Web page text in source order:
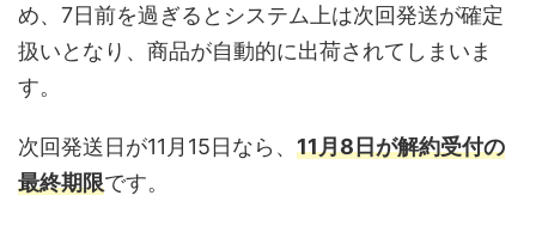
め、7日前を過ぎるとシステム上は次回発送が確定
扱いとなり、商品が自動的に出荷されてしまいま
す。
次回発送日が11月15日なら、 11月8日が解約受付の
最終期限です。